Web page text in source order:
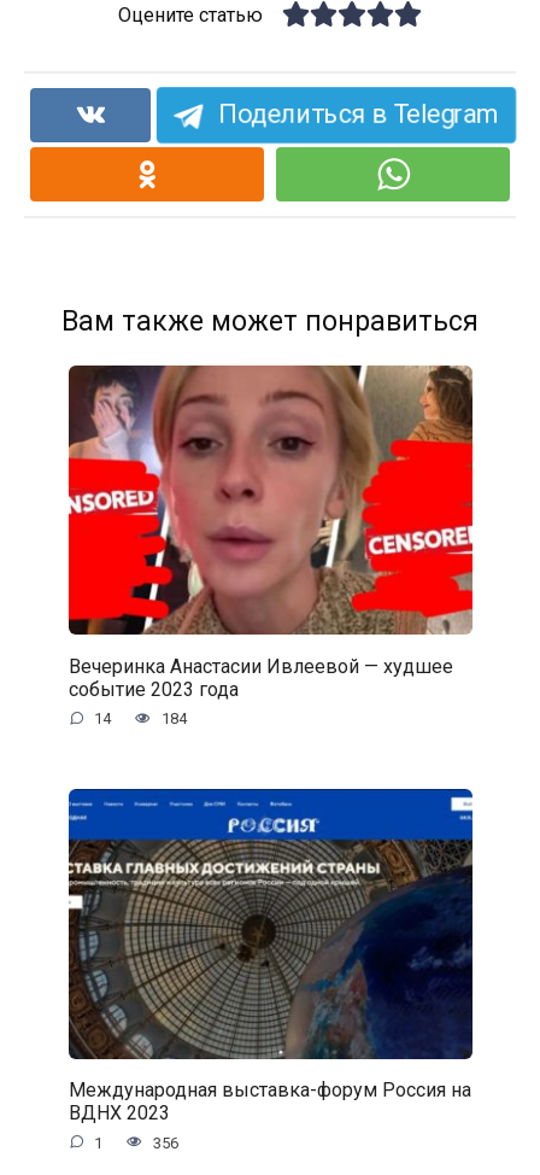
Оцените статью
Поделиться в Telegram
Вам также может понравиться
Вечеринка Анастасии Ивлеевой — худшее
событие 2023 года
14 184
Международная выставка-форум Россия на
ВДНХ 2023
1 356